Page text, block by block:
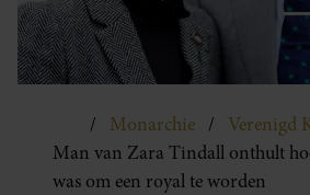
Monarchie
Verenigd
Man van Zara Tindall onthult
was om een royal te worden